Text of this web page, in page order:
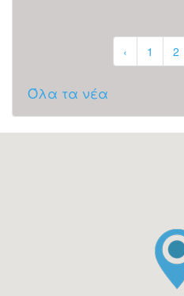
‹ 1 2
Όλα τα νέα